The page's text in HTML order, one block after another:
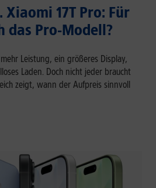
Xiaomi 17T Pro: Für
das Pro-Modell?
Leistung, ein größeres Display,
Laden. Doch nicht jeder braucht
zeigt, wann der Aufpreis sinnvoll